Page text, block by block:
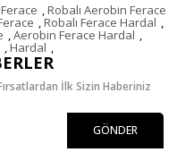
Robalı Aerobin Ferace
Robalı Ferace Hardal
Aerobin Ferace Hardal
Hardal
İlk Sizin Haberiniz
GÖNDER